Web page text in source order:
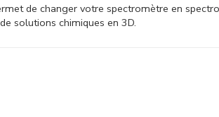
de changer votre spectromètre en
solutions chimiques en 3D.